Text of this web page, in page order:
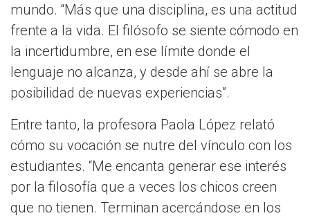
mundo. “Más que una disciplina, es una actitud
frente a la vida. El filósofo se siente cómodo en
la incertidumbre, en ese límite donde el
lenguaje no alcanza, y desde ahí se abre la
posibilidad de nuevas experiencias”.
Entre tanto, la profesora Paola López relató
cómo su vocación se nutre del vínculo con los
estudiantes. “Me encanta generar ese interés
por la filosofía que a veces los chicos creen
que no tienen. Terminan acercándose en los